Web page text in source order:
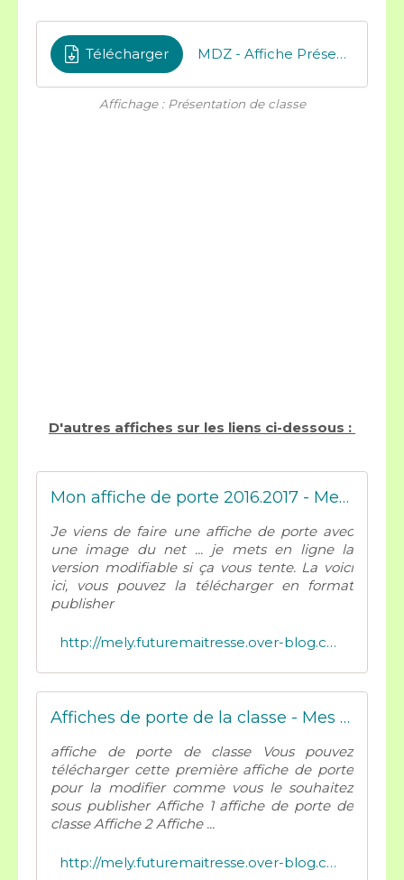
Télécharger MDZ - Affiche Présentation de la classe
Affichage : Présentation de classe
D'autres affiches sur les liens ci-dessous :
Mon affiche de porte 2016.2017 - Mes tresses D Zécolles
Je viens de faire une affiche de porte avec
une image du net ... je mets en ligne la
version modifiable si ça vous tente. La voici
ici, vous pouvez la télécharger en format
publisher
http://mely.futuremaitresse.over-blog.com/2016/07/mon-affiche-de-porte-2016-2017.html
Affiches de porte de la classe - Mes tresses D Zécolles
affiche de porte de classe Vous pouvez
télécharger cette première affiche de porte
pour la modifier comme vous le souhaitez
sous publisher Affiche 1 affiche de porte de
classe Affiche 2 Affiche ...
http://mely.futuremaitresse.over-blog.com/2017/07/affiches-de-porte-de-la-classe-2017.2018.html